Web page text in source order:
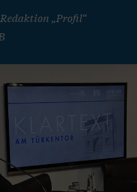
„Profil“